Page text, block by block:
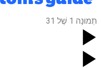
תְמוּנָה 1 שֶׁל 31